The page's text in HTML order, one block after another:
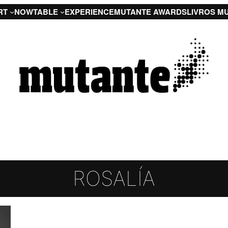
NOWTABLE EXPERIENCEMUTANTE AWARDSLIVROS
ROSALÍA